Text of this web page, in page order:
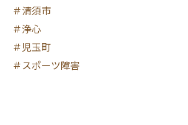
＃清須市
＃浄心
＃児玉町
＃スポーツ障害